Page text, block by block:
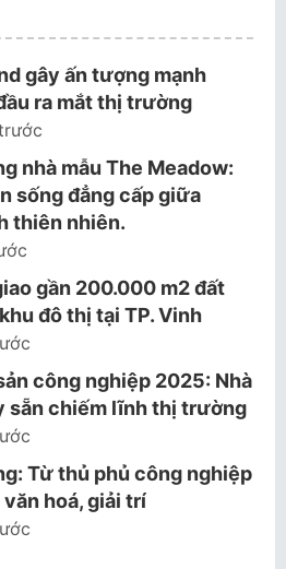
gây ấn tượng mạnh
ra mắt thị trường
nhà mẫu The Meadow:
sống đẳng cấp giữa
thiên nhiên.
gần 200.000 m2 đất
đô thị tại TP. Vinh
công nghiệp 2025: Nhà
sẵn chiếm lĩnh thị trường
Từ thủ phủ công nghiệp
hoá, giải trí